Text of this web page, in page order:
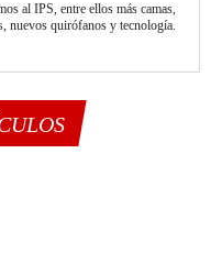
al IPS, entre ellos más camas,
nuevos quirófanos y tecnología.